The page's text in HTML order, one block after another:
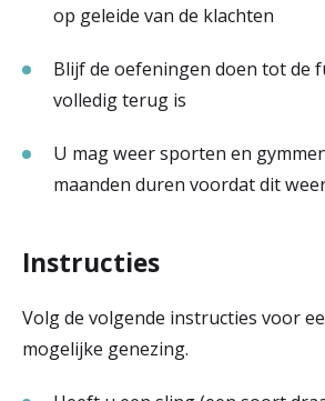
op geleide van de klachten
Blijf de oefeningen doen tot de
volledig terug is
U mag weer sporten en
maanden duren voordat dit
Instructies
Volg de volgende instructies voor
mogelijke genezing.